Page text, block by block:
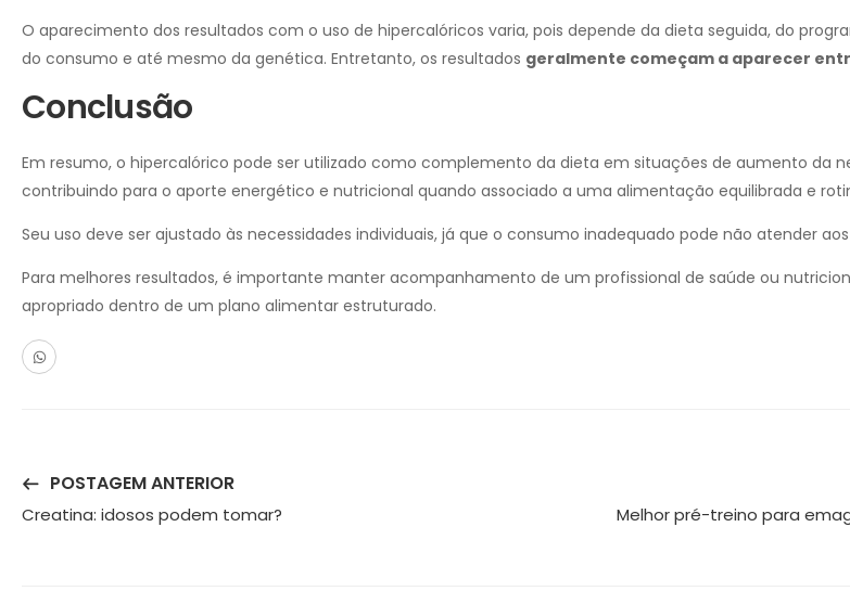
O aparecimento dos resultados com o uso de hipercalóricos varia, pois depende da dieta seguida, do
do consumo e até mesmo da genética. Entretanto, os resultados geralmente começam a aparecer
Conclusão
Em resumo, o hipercalórico pode ser utilizado como complemento da dieta em situações de aumento da
contribuindo para o aporte energético e nutricional quando associado a uma alimentação equilibrada e
Seu uso deve ser ajustado às necessidades individuais, já que o consumo inadequado pode não atender
Para melhores resultados, é importante manter acompanhamento de um profissional de saúde ou
apropriado dentro de um plano alimentar estruturado.
POSTAGEM ANTERIOR
Creatina: idosos podem tomar? Melhor pré-treino para